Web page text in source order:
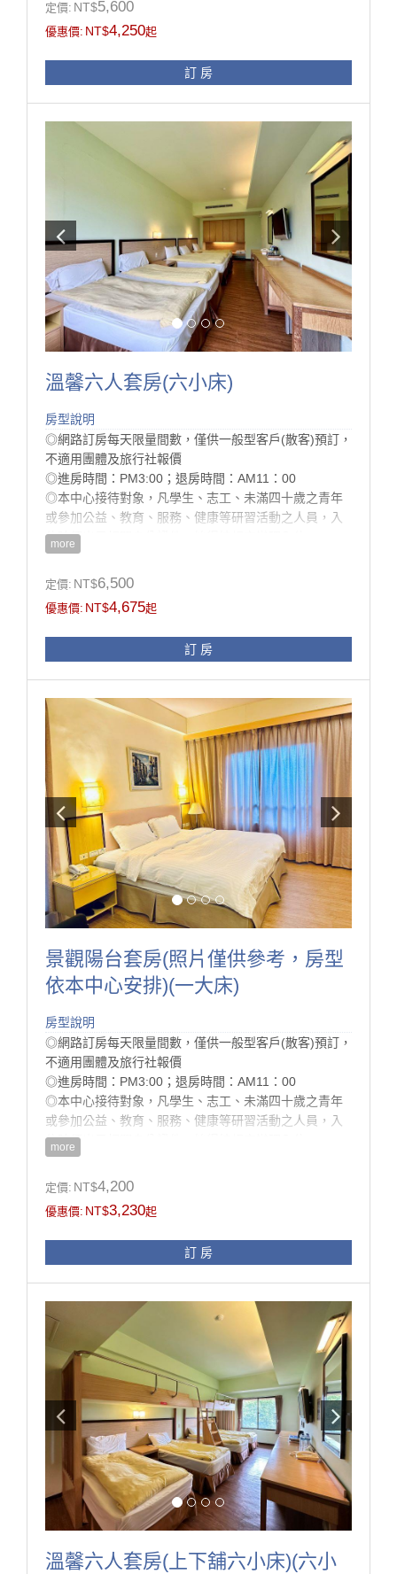
32吋液晶螢幕、衛浴乾溼分離、洗髮精、沐浴乳、吹風
※本中心接待對象，凡學生、志工、未滿四十歲之青年
或參加公益、教育、服務、健康等研習活動之人員，皆
定價: NT$5,600
優惠價: NT$4,250起
訂 房
溫馨六人套房(六小床)
房型說明
◎網路訂房每天限量間數，僅供一般型客戶(散客)預訂，
不適用團體及旅行社報價
◎進房時間：PM3:00；退房時間：AM11：00
◎本中心接待對象，凡學生、志工、未滿四十歲之青年
或參加公益、教育、服務、健康等研習活動之人員，入
住時須出示相關身分證件，始得按規定辦理入住。
◎為配合環保署減塑計畫， 本中心將於113/7/1 起不再
提供一次性備品與瓶裝水， 提醒您，記得攜帶個人旅行
32吋液晶螢幕、衛浴乾溼分離、洗髮精、沐浴乳、吹風
※本中心接待對象，凡學生、志工、未滿四十歲之青年
或參加公益、教育、服務、健康等研習活動之人員，皆
可辦理入住。
房型設備
more
定價: NT$6,500
優惠價: NT$4,675起
訂 房
景觀陽台套房(照片僅供參考，房型
依本中心安排)(一大床)
房型說明
◎網路訂房每天限量間數，僅供一般型客戶(散客)預訂，
不適用團體及旅行社報價
◎進房時間：PM3:00；退房時間：AM11：00
◎本中心接待對象，凡學生、志工、未滿四十歲之青年
或參加公益、教育、服務、健康等研習活動之人員，入
住時須出示相關身分證件，始得按規定辦理入住。
◎為配合環保署減塑計畫， 本中心將於113/7/1 起不再
提供一次性備品與瓶裝水， 提醒您，記得攜帶個人旅行
門、防火建材
※本中心接待對象，凡學生、志工、未滿四十歲之青年
或參加公益、教育、服務、健康等研習活動之人員，皆
可辦理入住。
房型設備
more
定價: NT$4,200
優惠價: NT$3,230起
訂 房
溫馨六人套房(上下舖六小床)(六小